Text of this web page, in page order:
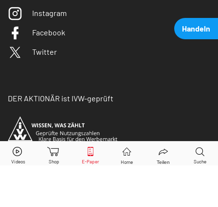
Handeln
Airbus Aktie jetzt handeln?
Instagram
Facebook
Twitter
DER AKTIONÄR ist IVW-geprüft